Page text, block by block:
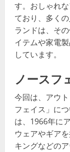
す。おしゃれ
ており、多く
ランドは、そ
イテムや家電
しています。
ノースフ
今回は、アウ
フェイス」に
は、1966年に
ウェアやギア
キングなどの